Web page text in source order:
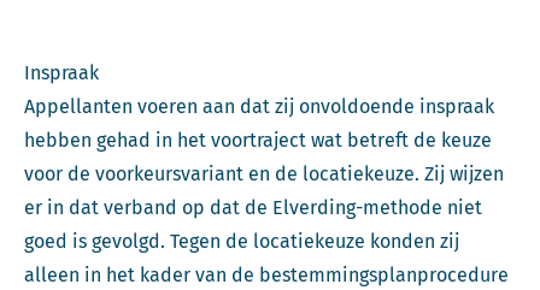
Inspraak
Appellanten voeren aan dat zij onvoldoende inspraak
hebben gehad in het voortraject wat betreft de keuze
voor de voorkeursvariant en de locatiekeuze. Zij wijzen
er in dat verband op dat de Elverding-methode niet
goed is gevolgd. Tegen de locatiekeuze konden zij
alleen in het kader van de bestemmingsplanprocedure